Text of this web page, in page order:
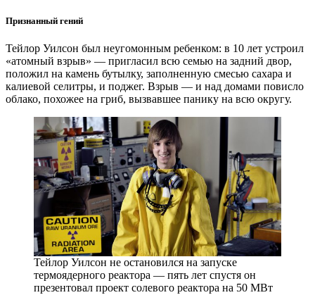
Признанный гений
Тейлор Уилсон был неугомонным ребенком: в 10 лет устроил
«атомный взрыв» — пригласил всю семью на задний двор,
положил на камень бутылку, заполненную смесью сахара и
калиевой селитры, и поджег. Взрыв — и над домами повисло
облако, похожее на гриб, вызвавшее панику на всю округу.
Тейлор Уилсон не остановился на запуске
термоядерного реактора — пять лет спустя он
презентовал проект солевого реактора на 50 МВт